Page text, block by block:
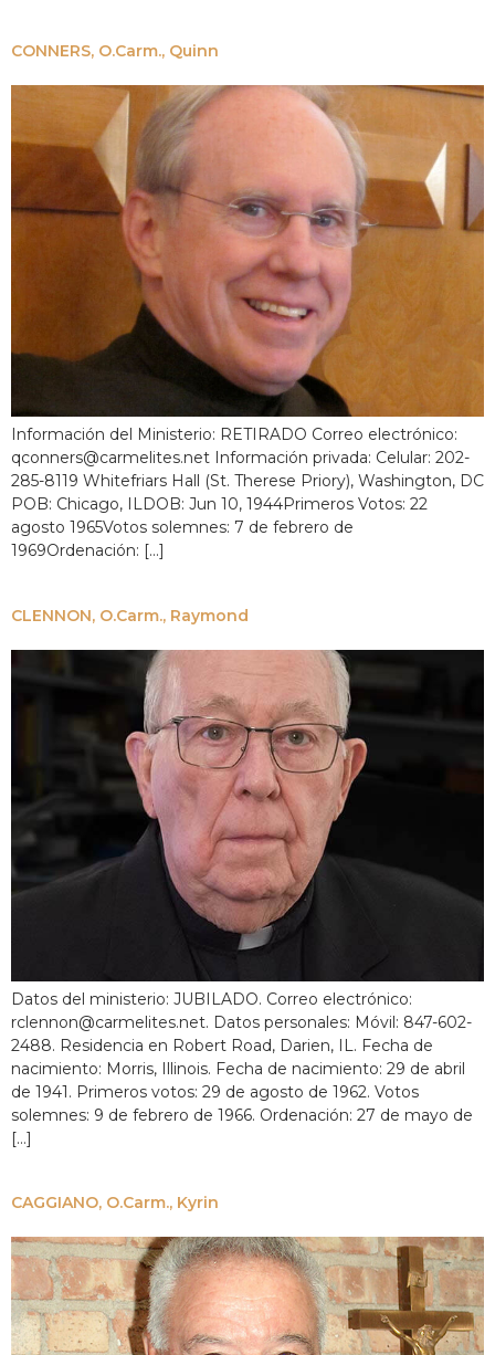
CONNERS, O.Carm., Quinn
Información del Ministerio: RETIRADO Correo electrónico:
qconners@carmelites.net Información privada: Celular: 202-
285-8119 Whitefriars Hall (St. Therese Priory), Washington, DC
POB: Chicago, ILDOB: Jun 10, 1944Primeros Votos: 22
agosto 1965Votos solemnes: 7 de febrero de
1969Ordenación: [...]
CLENNON, O.Carm., Raymond
Datos del ministerio: JUBILADO. Correo electrónico:
rclennon@carmelites.net. Datos personales: Móvil: 847-602-
2488. Residencia en Robert Road, Darien, IL. Fecha de
nacimiento: Morris, Illinois. Fecha de nacimiento: 29 de abril
de 1941. Primeros votos: 29 de agosto de 1962. Votos
solemnes: 9 de febrero de 1966. Ordenación: 27 de mayo de
[…]
CAGGIANO, O.Carm., Kyrin